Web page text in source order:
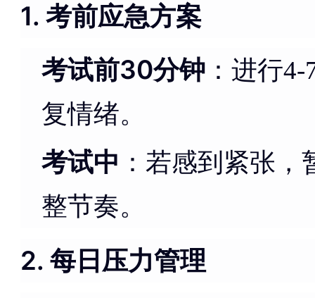
1. 考前应急方案
考试前30分钟 ：进行
复情绪。
考试中 ：若感到紧张
整节奏。
2. 每日压力管理